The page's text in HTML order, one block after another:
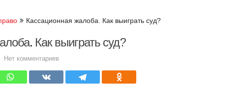
Кассационная жалоба. Как выиграть суд?
Как выиграть суд?
Нет комментариев